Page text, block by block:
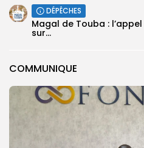
COMMUNIQUE
DÉPÊCHES
Magal de Touba :
sur...